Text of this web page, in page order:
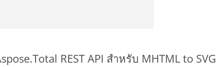
REST API สำหรับ MHTML to SVG